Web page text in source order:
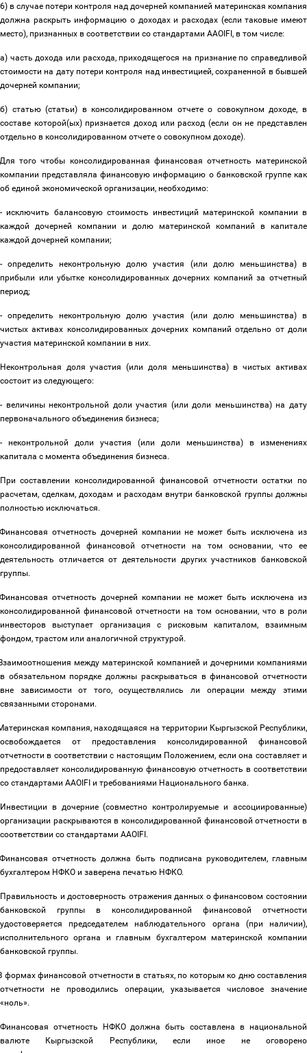
6) в случае потери контроля над дочерней компанией материнская компания
должна раскрыть информацию о доходах и расходах (если таковые имеют
место), признанных в соответствии со стандартами AAOIFI, в том числе:
а) часть дохода или расхода, приходящегося на признание по справедливой
стоимости на дату потери контроля над инвестицией, сохраненной в бывшей
дочерней компании;
б) статью (статьи) в консолидированном отчете о совокупном доходе, в
составе которой(ых) признается доход или расход (если он не представлен
отдельно в консолидированном отчете о совокупном доходе).
Для того чтобы консолидированная финансовая отчетность материнской
компании представляла финансовую информацию о банковской группе как
об единой экономической организации, необходимо:
- исключить балансовую стоимость инвестиций материнской компании в
каждой дочерней компании и долю материнской компаний в капитале
каждой дочерней компании;
- определить неконтрольную долю участия (или долю меньшинства) в
прибыли или убытке консолидированных дочерних компаний за отчетный
период;
- определить неконтрольную долю участия (или долю меньшинства) в
чистых активах консолидированных дочерних компаний отдельно от доли
участия материнской компании в них.
Неконтрольная доля участия (или доля меньшинства) в чистых активах
состоит из следующего:
- величины неконтрольной доли участия (или доли меньшинства) на дату
первоначального объединения бизнеса;
- неконтрольной доли участия (или доли меньшинства) в изменениях
капитала с момента объединения бизнеса.
При составлении консолидированной финансовой отчетности остатки по
расчетам, сделкам, доходам и расходам внутри банковской группы должны
полностью исключаться.
отчетность дочерней компании не может быть исключена из
консолидированной финансовой отчетности на том основании, что ее
деятельность отличается от деятельности других участников банковской
группы.
отчетность дочерней компании не может быть исключена из
консолидированной финансовой отчетности на том основании, что в роли
инвесторов выступает организация с рисковым капиталом, взаимным
фондом, трастом или аналогичной структурой.
между материнской компанией и дочерними компаниями
в обязательном порядке должны раскрываться в финансовой отчетности
вне зависимости от того, осуществлялись ли операции между этими
связанными сторонами.
компания, находящаяся на территории Кыргызской Республики,
освобождается от предоставления консолидированной финансовой
отчетности в соответствии с настоящим Положением, если она составляет и
предоставляет консолидированную финансовую отчетность в соответствии
со стандартами AAOIFI и требованиями Национального банка.
Инвестиции в дочерние (совместно контролируемые и ассоциированные)
организации раскрываются в консолидированной финансовой отчетности в
соответствии со стандартами AAOIFI.
Финансовая отчетность должна быть подписана руководителем, главным
бухгалтером НФКО и заверена печатью НФКО.
Правильность и достоверность отражения данных о финансовом состоянии
банковской группы в консолидированной финансовой отчетности
удостоверяется председателем наблюдательного органа (при наличии),
исполнительного органа и главным бухгалтером материнской компании
банковской группы.
формах финансовой отчетности в статьях, по которым ко дню составления
отчетности не проводились операции, указывается числовое значение
«ноль».
Финансовая отчетность НФКО должна быть составлена в национальной
валюте Кыргызской Республики, если иное не оговорено